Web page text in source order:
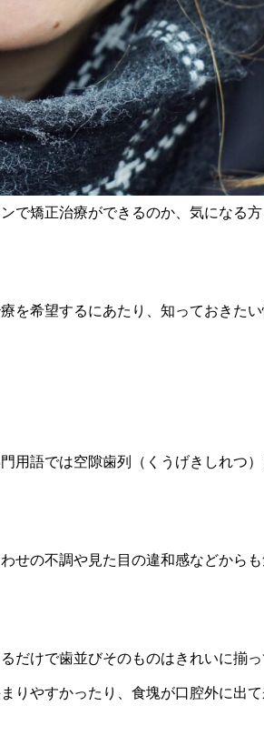
で矯正治療ができるのか、気になる
を希望するにあたり、知っておきた
用語では空隙歯列（くうげきしれつ
せの不調や見た目の違和感などから
だけで歯並びそのものはきれいに揃
りやすかったり、食塊が口腔外に出て